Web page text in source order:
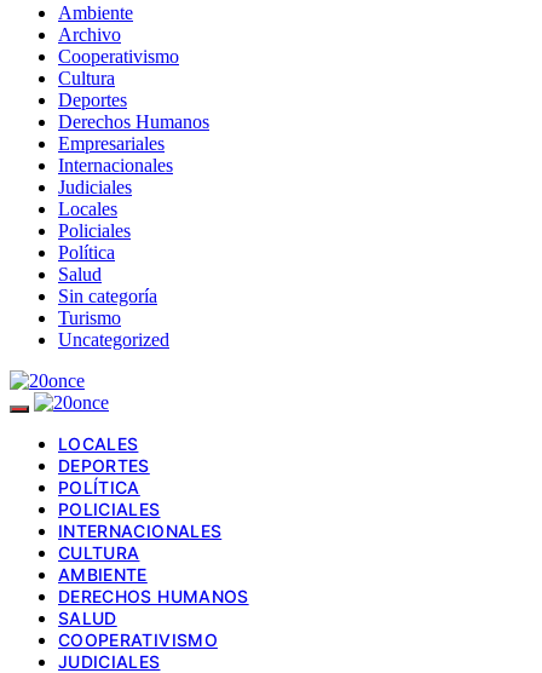
Ambiente
Archivo
Cooperativismo
Cultura
Deportes
Derechos Humanos
Empresariales
Internacionales
Judiciales
Locales
Policiales
Política
Salud
Sin categoría
Turismo
Uncategorized
LOCALES
DEPORTES
POLÍTICA
POLICIALES
INTERNACIONALES
CULTURA
AMBIENTE
DERECHOS HUMANOS
SALUD
COOPERATIVISMO
JUDICIALES